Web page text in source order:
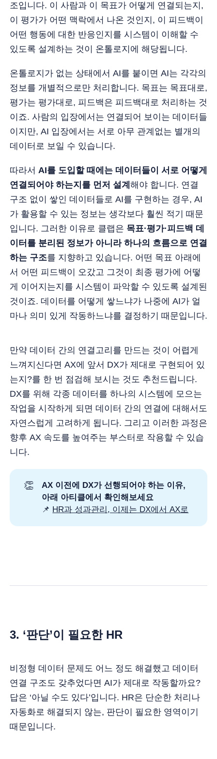
조입니다. 이 사람과 이 목표가 어떻게 연결되는지,
이 평가가 어떤 맥락에서 나온 것인지, 이 피드백이
어떤 행동에 대한 반응인지를 시스템이 이해할 수
있도록 설계하는 것이 온톨로지에 해당됩니다.
온톨로지가 없는 상태에서 AI를 붙이면 AI는 각각의
정보를 개별적으로만 처리합니다. 목표는 목표대로,
평가는 평가대로, 피드백은 피드백대로 처리하는 것
이죠. 사람의 입장에서는 연결되어 보이는 데이터들
이지만, AI 입장에서는 서로 아무 관계없는 별개의
데이터로 보일 수 있습니다.
따라서 AI를 도입할 때에는 데이터들이 서로 어떻게
연결되어야 하는지를 먼저 설계 해야 합니다. 연결
구조 없이 쌓인 데이터들로 AI를 구현하는 경우, AI
가 활용할 수 있는 정보는 생각보다 훨씬 적기 때문
입니다. 그러한 이유로 클랩은 목표·평가·피드백 데
이터를 분리된 정보가 아니라 하나의 흐름으로 연결
하는 구조를 지향하고 있습니다. 어떤 목표 아래에
서 어떤 피드백이 오갔고 그것이 최종 평가에 어떻
게 이어지는지를 시스템이 파악할 수 있도록 설계된
것이죠. 데이터를 어떻게 쌓느냐가 나중에 AI가 얼
마나 의미 있게 작동하느냐를 결정하기 때문입니다.
만약 데이터 간의 연결고리를 만드는 것이 어렵게
느껴지신다면 AX에 앞서 DX가 제대로 구현되어 있
는지?를 한 번 점검해 보시는 것도 추천드립니다.
DX를 위해 각종 데이터를 하나의 시스템에 모으는
작업을 시작하게 되면 데이터 간의 연결에 대해서도
자연스럽게 고려하게 됩니다. 그리고 이러한 과정은
향후 AX 속도를 높여주는 부스터로 작용할 수 있습
니다.
👏
AX 이전에 DX가 선행되어야 하는 이유,
아래 아티클에서 확인해보세요
📌 HR과 성과관리, 이제는 DX에서 AX로
3. ‘판단’이 필요한 HR
비정형 데이터 문제도 어느 정도 해결했고 데이터
연결 구조도 갖추었다면 AI가 제대로 작동할까요?
답은 ‘아닐 수도 있다’입니다. HR은 단순한 처리나
자동화로 해결되지 않는, 판단이 필요한 영역이기
때문입니다.